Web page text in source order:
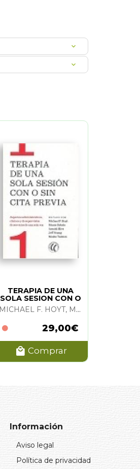
TERAPIA DE UNA
SOLA SESION CON O
SIN CITA PREVIA
MICHAEL F. HOYT, MONTE BOBELE, ARNOLD SLIVE, JEFF YOUNG, MOSHE TALMON
29,00€
Comprar
Información
Aviso legal
Política de privacidad